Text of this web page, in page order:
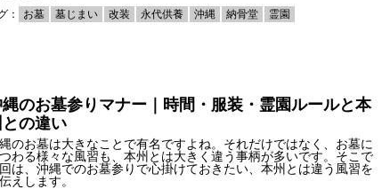
： お墓 墓じまい 改装 永代供養 沖縄 納骨堂 霊園
のお墓参りマナー｜時間・服装・霊園ルールと本
の違い
のお墓は大きなことで有名ですよね。それだけではなく、お墓に
わる様々な風習も、本州とは大きく違う事柄が多いです。そこで
は、沖縄でのお墓参りで心掛けておきたい、本州とは違う風習を
えします。